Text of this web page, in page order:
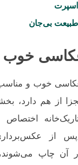
بی‌جان
عکاسی خوب
خوب و
از هم دارد،
تاریک‌خانه
از
آن چاپ